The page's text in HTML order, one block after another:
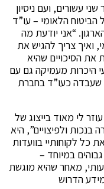
עשורים, ועם ניסיון
הלאומי – עו”ד
“אני יודעת מה
ואיך צריך להגיש את
את הסיכויים שהיא
היכרות מעמיקה גם עם
שעבדה כעו”ד בחברת
לי מאוד בייצוג של
ולפיצויים”, היא
כל לקוחותיי בוועדות
במיוחד –
מאחר שהיא מוגשת
הדרוש